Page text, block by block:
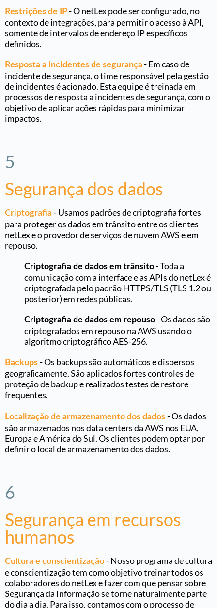
Restrições de IP-O netLex pode ser configurado, no
contexto de integrações, para permitir o acesso à API,
somente de intervalos de endereço IP específicos
definidos.
Resposta a incidentes de segurança-Em caso de
incidente de segurança, o time responsável pela gestão
de incidentes é acionado. Esta equipe é treinada em
processos de resposta a incidentes de segurança, com o
objetivo de aplicar ações rápidas para minimizar
impactos.
5
Segurança dos dados
Criptografia -Usamos padrões de criptografia fortes
para proteger os dados em trânsito entre os clientes
netLex e o provedor de serviços de nuvem AWS e em
repouso.
Criptografia de dados em trânsito- Toda a
comunicação com a interface e as APIs do netLex é
criptografada pelo padrão HTTPS/TLS (TLS 1.2 ou
posterior) em redes públicas.
Criptografia de dados em repouso- Os dados são
criptografados em repouso na AWS usando o
algoritmo criptográfico AES-256.
Backups - Os backups são automáticos e dispersos
geograﬁcamente. São aplicados fortes controles de
proteção de backup e realizados testes de restore
frequentes.
Localização de armazenamento dos dados - Os dados
são armazenados nos data centers da AWS nos EUA,
Europa e América do Sul. Os clientes podem optar por
definir o local de armazenamento dos dados.
6
Segurança em recursos
humanos
Cultura e conscientização -Nosso programa de cultura
e conscientização tem como objetivo treinar todos os
colaboradores do netLex e fazer com que pensar sobre
Segurança da Informação se torne naturalmente parte
do dia a dia. Para isso, contamos com o processo de